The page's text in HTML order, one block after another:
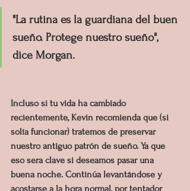
"La rutina es la guardiana del buen
sueño. Protege nuestro sueño",
dice Morgan.
Incluso si tu vida ha cambiado
recientemente, Kevin recomienda que (si
solía funcionar) tratemos de preservar
nuestro antiguo patrón de sueño. Ya que
eso sera clave si deseamos pasar una
buena noche. Continúa levantándose y
acostarse a la hora normal, por tentador